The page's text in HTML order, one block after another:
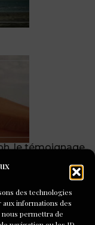
des technologies
informations des
permettra de
le témoignage